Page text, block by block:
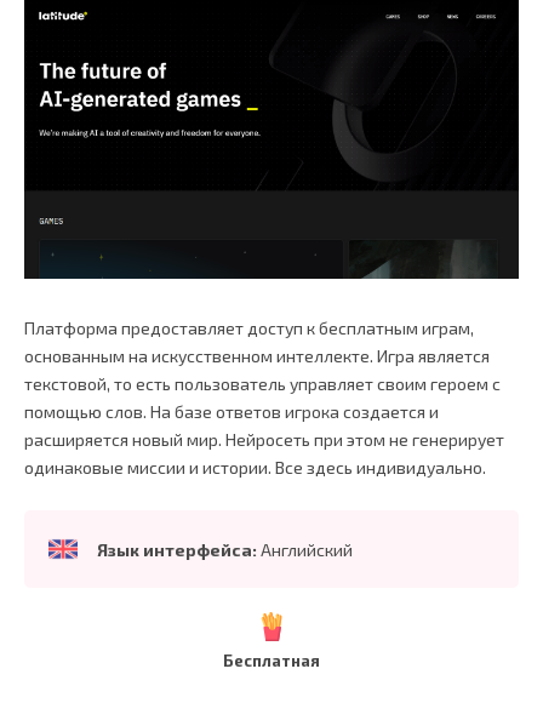
Платформа предоставляет доступ к бесплатным играм,
основанным на искусственном интеллекте. Игра является
текстовой, то есть пользователь управляет своим героем с
помощью слов. На базе ответов игрока создается и
расширяется новый мир. Нейросеть при этом не генерирует
одинаковые миссии и истории. Все здесь индивидуально.
Язык интерфейса: Английский
Бесплатная